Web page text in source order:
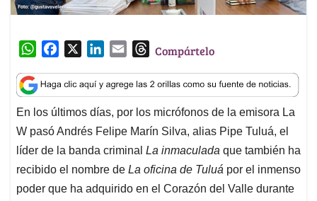
W
a
t
s
A
p
p
c
e
b
o
o
k
n
k
e
d
I
n
a
i
l
T
r
e
a
d
s
Compártelo
En los últimos días, por los micrófonos de la emisora La
W pasó Andrés Felipe Marín Silva, alias Pipe Tuluá, el
líder de la banda criminal La inmaculada que también ha
recibido el nombre de La oficina de Tuluá por el inmenso
poder que ha adquirido en el Corazón del Valle durante